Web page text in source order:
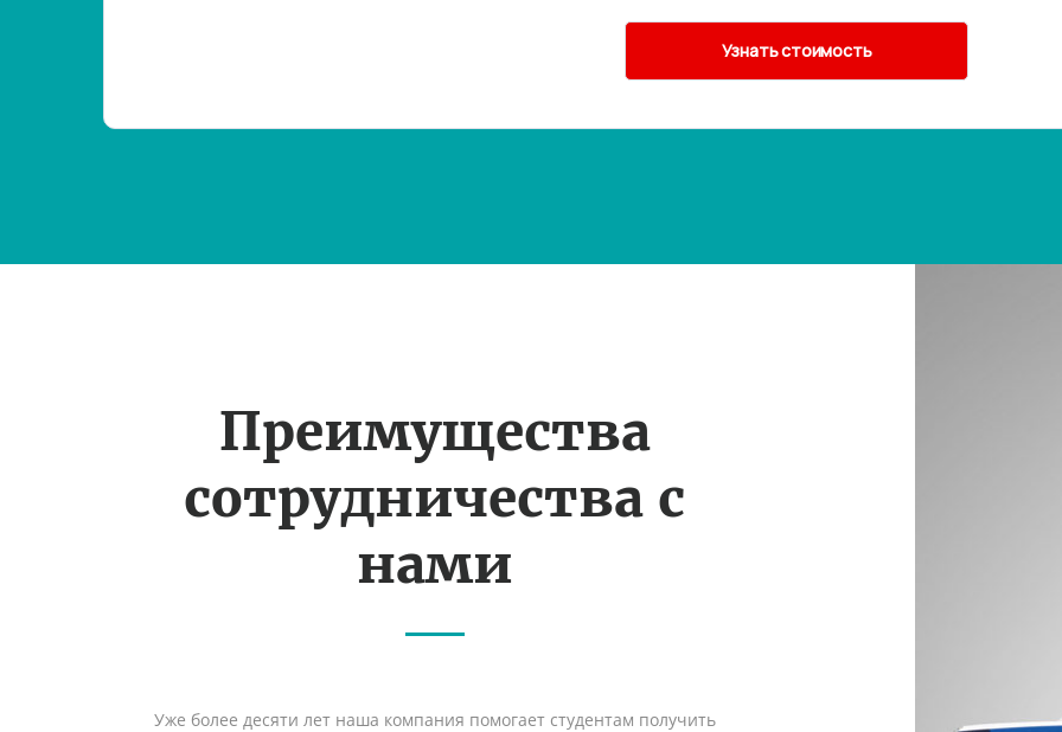
Преимущества
сотрудничества с
нами
Уже более десяти лет наша компания помогает студентам получить